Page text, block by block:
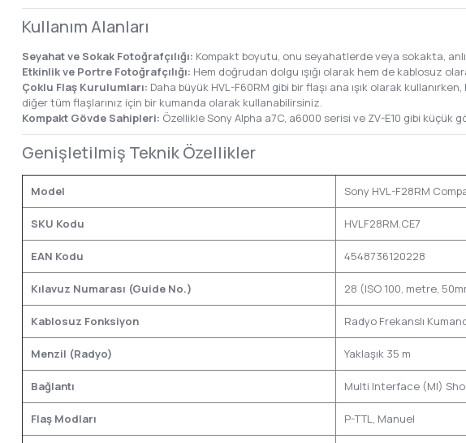
Kullanım Alanları
Seyahat ve Sokak Fotoğrafçılığı: Kompakt boyutu, onu seyahatlerde veya sokakta,
Etkinlik ve Portre Fotoğrafçılığı: Hem doğrudan dolgu ışığı olarak hem de kablosuz
Çoklu Flaş Kurulumları: Daha büyük HVL-F60RM gibi bir flaşı ana ışık olarak
diğer tüm flaşlarınız için bir kumanda olarak kullanabilirsiniz.
Kompakt Gövde Sahipleri: Özellikle Sony Alpha a7C, a6000 serisi ve ZV-E10 gibi
Genişletilmiş Teknik Özellikler
Model Sony HVL-F28RM
SKU Kodu HVLF28RM.CE7
EAN Kodu 4548736120228
Kılavuz Numarası (Guide No.) 28 (ISO 100, metre,
Kablosuz Fonksiyon Radyo Frekanslı
Menzil (Radyo) Yaklaşık 35 m
Bağlantı Multi Interface (MI)
Flaş Modları P-TTL, Manuel